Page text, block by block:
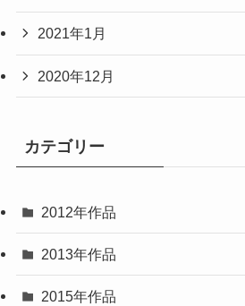
2021年1月
2020年12月
カテゴリー
2012年作品
2013年作品
2015年作品